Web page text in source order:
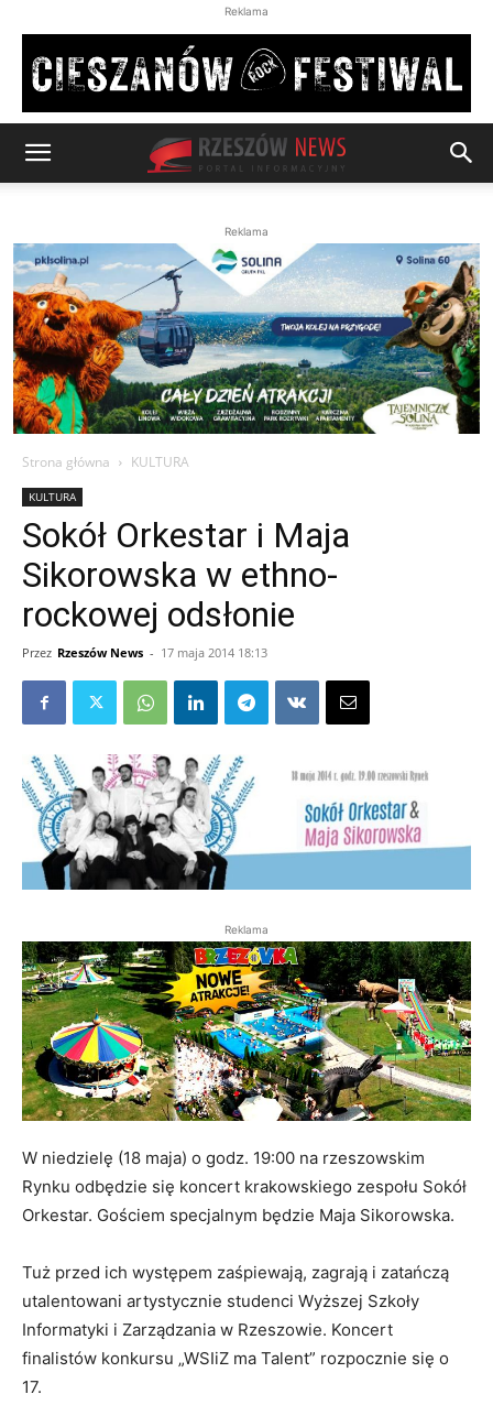
Reklama
Reklama
Strona główna KULTURA
KULTURA
Sokół Orkestar i Maja
Sikorowska w ethno-
rockowej odsłonie
Przez Rzeszów News - 17 maja 2014 18:13
Reklama
W niedzielę (18 maja) o godz. 19:00 na rzeszowskim
Rynku odbędzie się koncert krakowskiego zespołu Sokół
Orkestar. Gościem specjalnym będzie Maja Sikorowska.
Tuż przed ich występem zaśpiewają, zagrają i zatańczą
utalentowani artystycznie studenci Wyższej Szkoły
Informatyki i Zarządzania w Rzeszowie. Koncert
finalistów konkursu „WSIiZ ma Talent” rozpocznie się o
17.